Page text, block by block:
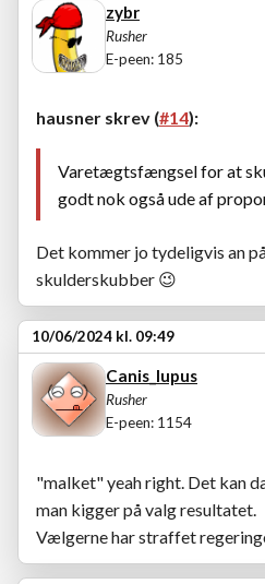
zybr
Rusher
E-peen: 185
hausner skrev (#14):
Varetægtsfængsel for at
godt nok også ude af
Det kommer jo tydeligvis an
skulderskubber 😉
10/06/2024 kl. 09:49
Canis_lupus
Rusher
E-peen: 1154
"malket" yeah right. Det kan
man kigger på valg resultatet.
Vælgerne har straffet